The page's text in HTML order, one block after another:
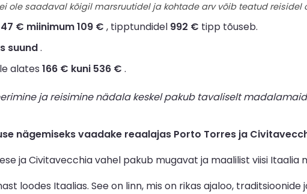
ole saadaval kõigil marsruutidel ja kohtade arv võib teatud reisidel
€ miinimum 109 € , tipptundidel 992 € tipp tõuseb.
suund.
alates 166 € kuni 536 € .
ja reisimine nädala keskel pakub tavaliselt
nägemiseks vaadake reaalajas Porto Torres ja
ja Civitavecchia vahel pakub mugavat ja maalilist viisi Itaalia
loodes Itaalias. See on linn, mis on rikas ajaloo,